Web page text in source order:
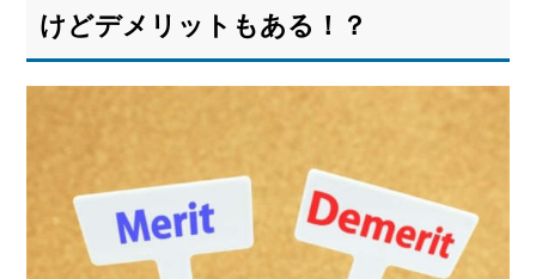
けどデメリットもある！？